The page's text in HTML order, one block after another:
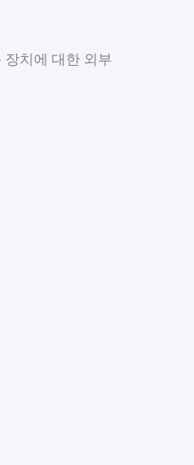
치에 대한 외부